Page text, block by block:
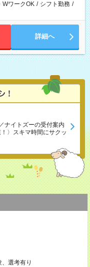
WワークOK / シフト勤務 /
詳細へ
イトズーの受付案内
〉スキマ時間にサクッ
選考有り